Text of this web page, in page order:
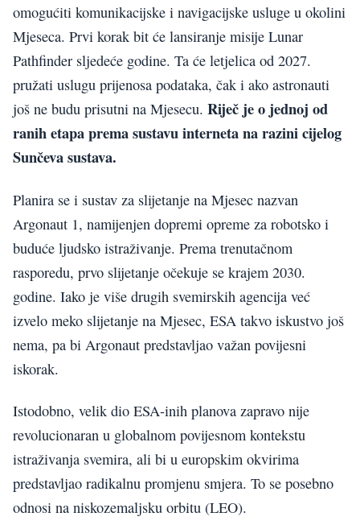
omogućiti komunikacijske i navigacijske usluge u okolini
Mjeseca. Prvi korak bit će lansiranje misije Lunar
Pathfinder sljedeće godine. Ta će letjelica od 2027.
pružati uslugu prijenosa podataka, čak i ako astronauti
još ne budu prisutni na Mjesecu. Riječ je o jednoj od
ranih etapa prema sustavu interneta na razini cijelog
Sunčeva sustava.
Planira se i sustav za slijetanje na Mjesec nazvan
Argonaut 1, namijenjen dopremi opreme za robotsko i
buduće ljudsko istraživanje. Prema trenutačnom
rasporedu, prvo slijetanje očekuje se krajem 2030.
godine. Iako je više drugih svemirskih agencija već
izvelo meko slijetanje na Mjesec, ESA takvo iskustvo još
nema, pa bi Argonaut predstavljao važan povijesni
iskorak.
Istodobno, velik dio ESA-inih planova zapravo nije
revolucionaran u globalnom povijesnom kontekstu
istraživanja svemira, ali bi u europskim okvirima
predstavljao radikalnu promjenu smjera. To se posebno
odnosi na niskozemaljsku orbitu (LEO).